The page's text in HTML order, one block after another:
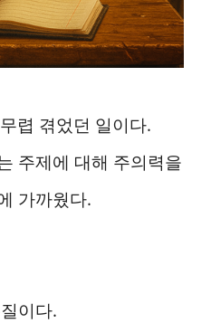
렵 겪었던 일이다.
주제에 대해 주의력을
가까웠다.
이다.